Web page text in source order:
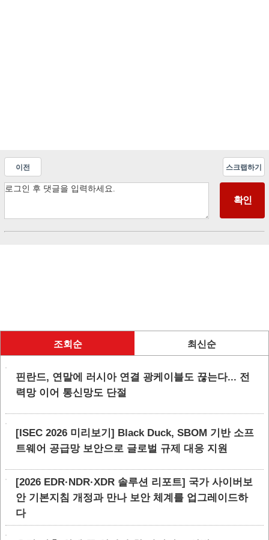
이전 스크랩하기
조회순 최신순
핀란드, 연말에 러시아 연결 광케이블도 끊는다... 전
력망 이어 통신망도 단절
[ISEC 2026 미리보기] Black Duck, SBOM 기반 소프
트웨어 공급망 보안으로 글로벌 규제 대응 지원
[2026 EDR·NDR·XDR 솔루션 리포트] 국가 사이버보
안 기본지침 개정과 만나 보안 체계를 업그레이드하
다